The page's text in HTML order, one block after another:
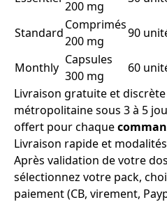
200 mg
Standard
Comprimés
200 mg
90
Monthly
Capsules
300 mg
60
Livraison gratuite et
métropolitaine sous 3 à 5
offert pour chaque
Livraison rapide et
Après validation de votre
sélectionnez votre pack,
paiement (CB, virement,